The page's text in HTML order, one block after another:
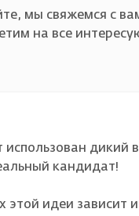
мы свяжемся с
на все
использован
кандидат!
этой идеи